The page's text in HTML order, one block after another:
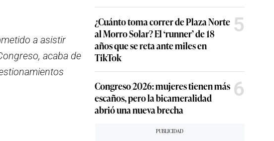
a asistir
acaba de
¿Cuánto toma correr de Plaza Norte
al Morro Solar? El ‘runner’ de 18
años que se reta ante miles en
TikTok
5
Congreso 2026: mujeres tienen más
escaños, pero la bicameralidad
abrió una nueva brecha
6